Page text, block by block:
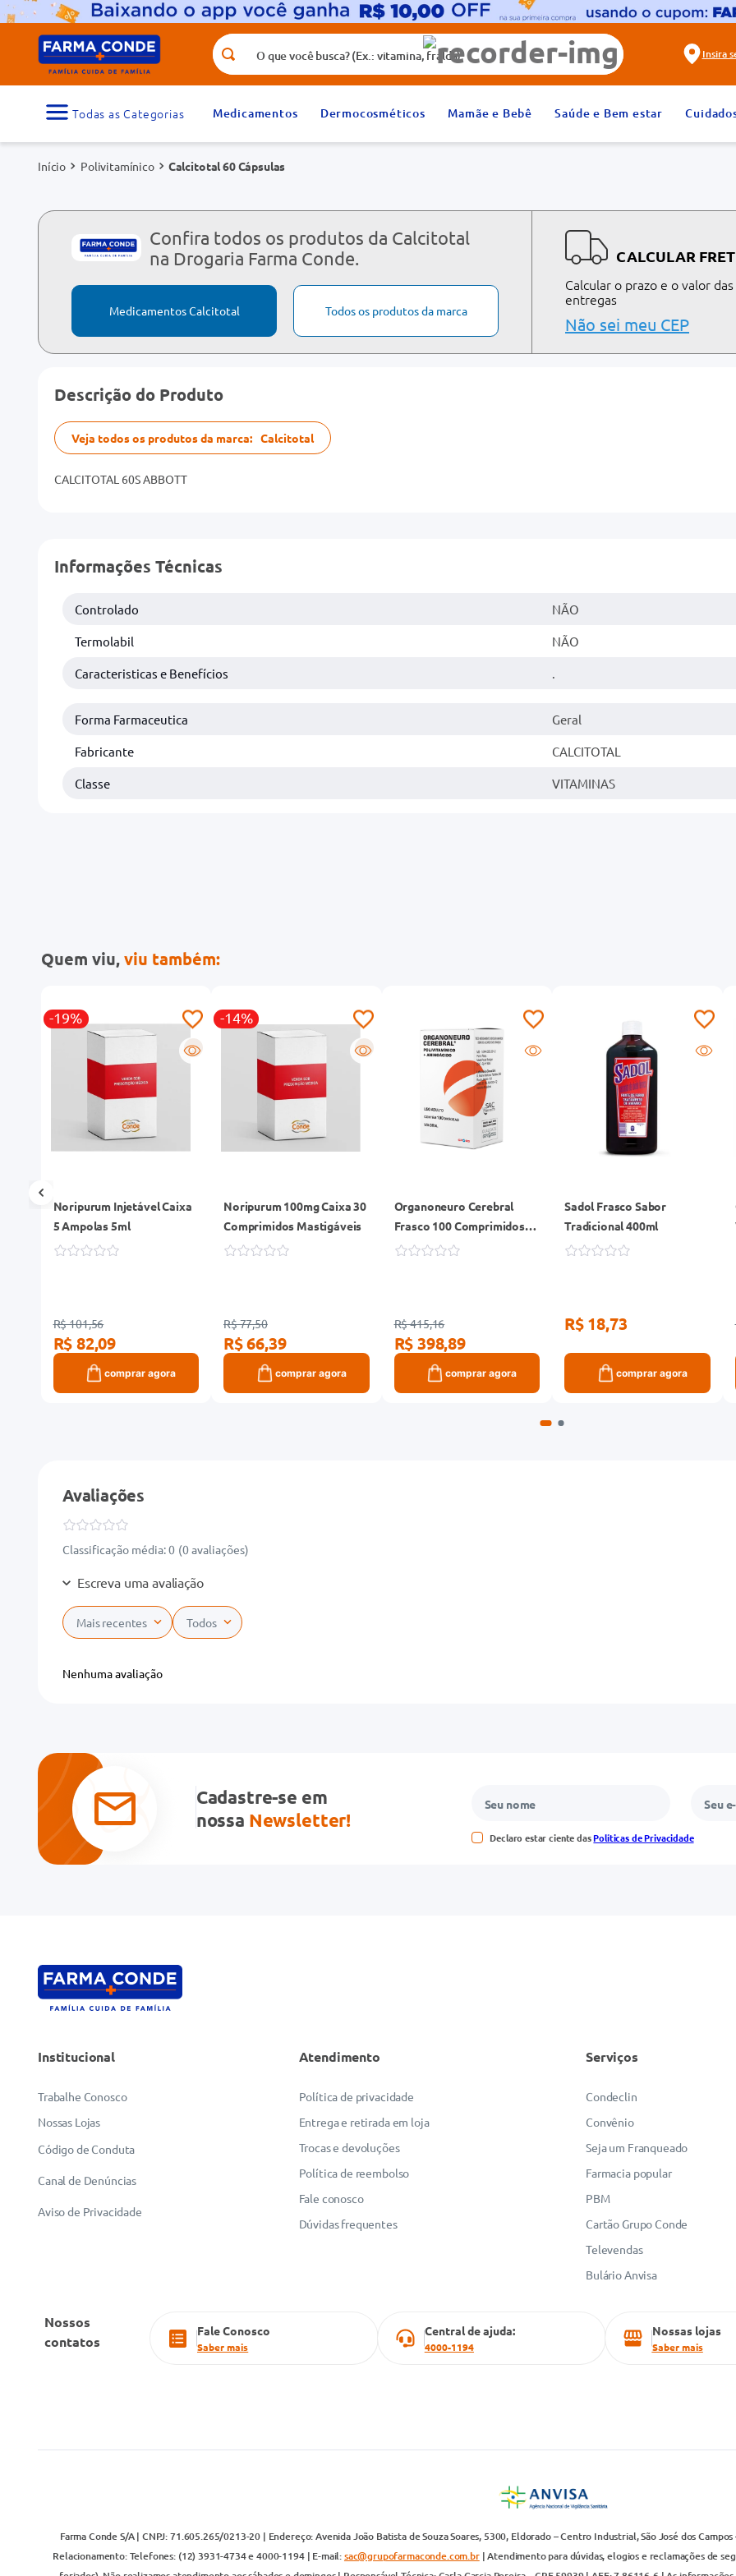
O que você busca? (Ex.: vitamina, fralda)
Insira
Medicamentos Dermocosméticos Mamãe e Bebê Saúde e Bem estar
Polivitamínico Calcitotal 60 Cápsulas
Confira todos os produtos da Calcitotal
na Drogaria Farma Conde.
Medicamentos Calcitotal Todos os produtos da marca
CALCULAR
Calcular o prazo e o valor das
entregas
Não sei meu CEP
Descrição do Produto
Veja todos os produtos da marca: Calcitotal
CALCITOTAL 60S ABBOTT
Informações Técnicas
Controlado NÃO
Termolabil NÃO
Caracteristicas e Benefícios
Forma Farmaceutica Geral
Fabricante CALCITOTAL
Classe VITAMINAS
Quem viu,viu também:
-19%
R
Noripurum Injetável Caixa
5 Ampolas 5ml
R$ 101,56
R$ 82,09
comprar agora
-14%
R
Noripurum 100mg Caixa 30
Comprimidos Mastigáveis
R$ 77,50
R$ 66,39
comprar agora
Organoneuro Cerebral
Frasco 100 Comprimidos
Revestidos
R$ 415,16
R$ 398,89
comprar agora
Sadol Frasco Sabor
Tradicional 400ml
R$ 18,73
comprar agora
Avaliações
Classificação média: 0 (0 avaliações)
Escreva uma avaliação
Adicionar avaliação
Avalie o produto de 1 a 5 estrelas
★★★
Seu nome
Mais recentes Todos
Nenhuma avaliação
Cadastre-se em
nossa Newsletter!
Declaro estar ciente dasPolíticas de Privacidade
Institucional
Trabalhe Conosco
Nossas Lojas
Código de Conduta
Canal de Denúncias
Aviso de Privacidade
Atendimento
Política de privacidade
Entrega e retirada em loja
Trocas e devoluções
Política de reembolso
Fale conosco
Dúvidas frequentes
Serviços
Condeclin
Convênio
Seja um Franqueado
Farmacia popular
PBM
Cartão Grupo Conde
Televendas
Bulário Anvisa
Nossos
contatos
Fale Conosco
Saber mais
Central de ajuda:
4000-1194
Nossas lojas
Saber mais
Farma Conde S/A | CNPJ: 71.605.265/0213-20 | Endereço: Avenida João Batista de Souza Soares, 5300, Eldorado – Centro Industrial, São José dos
Relacionamento: Telefones: (12) 3931-4734 e 4000-1194 | E-mail:sac@grupofarmaconde.com.br| Atendimento para dúvidas, elogios e reclamações de
Termos mais buscados
1
medicamento 2º
fralda
5º dipirona